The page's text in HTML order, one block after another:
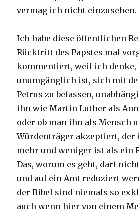
vermag ich nicht einzusehen.
Ich habe diese öffentlichen
Rücktritt des Papstes mal
kommentiert, weil ich denke,
unumgänglich ist, sich mit
Petrus zu befassen,
ihn wie Martin Luther als
oder ob man ihn als Mensch
Würdenträger akzeptiert, der
mehr und weniger ist als ein
Das, worum es geht, darf
und auf ein Amt reduziert
der Bibel sind niemals so
auch wenn hier von einem